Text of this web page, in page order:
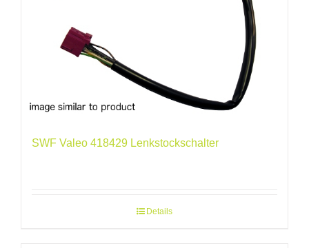
SWF Valeo 418429 Lenkstockschalter
Details